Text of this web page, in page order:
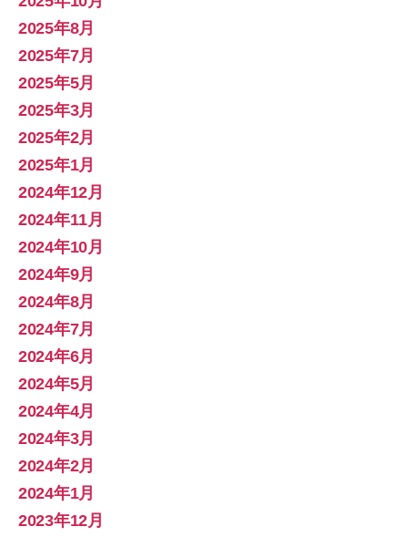
2025年8月
2025年7月
2025年5月
2025年3月
2025年2月
2025年1月
2024年12月
2024年11月
2024年10月
2024年9月
2024年8月
2024年7月
2024年6月
2024年5月
2024年4月
2024年3月
2024年2月
2024年1月
2023年12月